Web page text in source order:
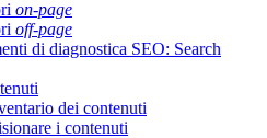
on-page
off-page
di diagnostica SEO: Search
dei contenuti
i contenuti